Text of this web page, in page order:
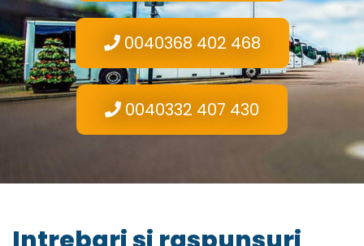
0040368 402 468
0040332 407 430